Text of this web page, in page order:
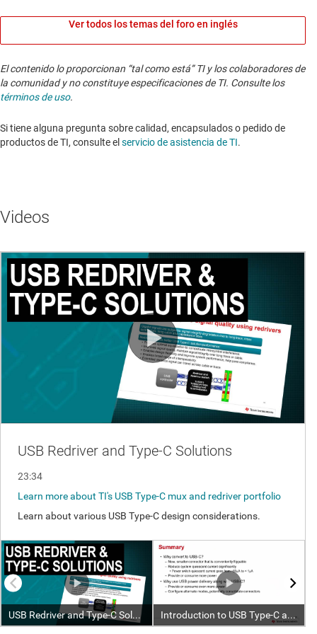
Ver todos los temas del foro en inglés
El contenido lo proporcionan “tal como está” TI y los colaboradores de
la comunidad y no constituye especificaciones de TI. Consulte los
términos de uso.
Si tiene alguna pregunta sobre calidad, encapsulados o pedido de
productos de TI, consulte el servicio de asistencia de TI. ​​​​​​​​​​​​​​
Videos